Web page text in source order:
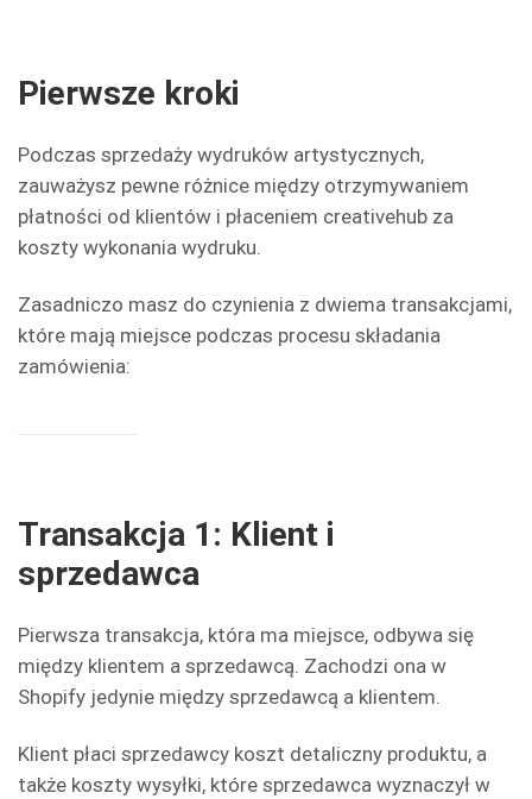
Pierwsze kroki
Podczas sprzedaży wydruków artystycznych,
zauważysz pewne różnice między otrzymywaniem
płatności od klientów i płaceniem creativehub za
koszty wykonania wydruku.
Zasadniczo masz do czynienia z dwiema transakcjami,
które mają miejsce podczas procesu składania
zamówienia:
Transakcja 1: Klient i
sprzedawca
Pierwsza transakcja, która ma miejsce, odbywa się
między klientem a sprzedawcą. Zachodzi ona w
Shopify jedynie między sprzedawcą a klientem.
Klient płaci sprzedawcy koszt detaliczny produktu, a
także koszty wysyłki, które sprzedawca wyznaczył w